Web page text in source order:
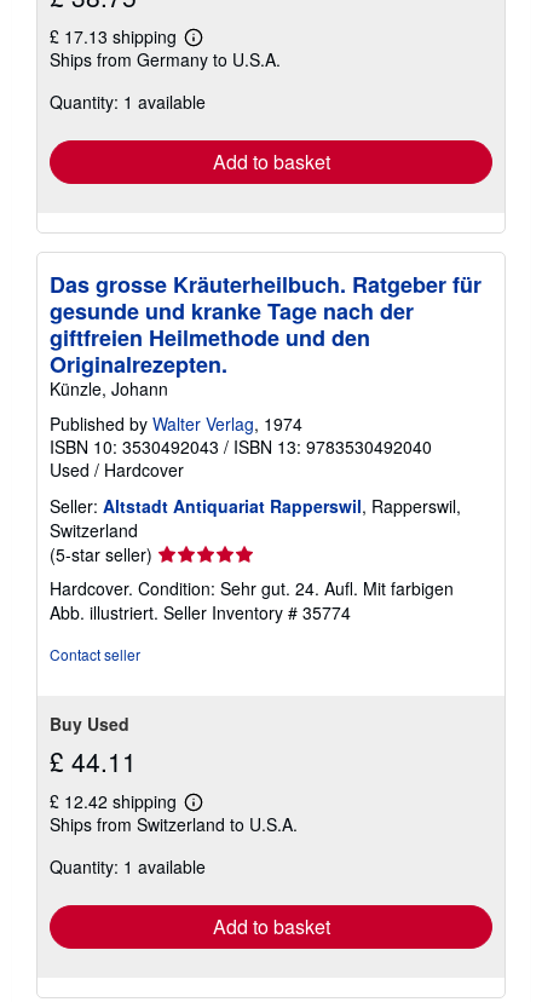
£ 17.13 shipping
Learn
more
shipping
Ships from Germany to U.S.A.
Quantity: 1 available
Add to basket
Das grosse Kräuterheilbuch. Ratgeber für
gesunde und kranke Tage nach der
giftfreien Heilmethode und den
Originalrezepten.
Künzle, Johann
Published by Walter Verlag, 1974
ISBN 10: 3530492043 / ISBN 13: 9783530492040
Used / Hardcover
Seller: Altstadt Antiquariat Rapperswil, Rapperswil,
Switzerland
(5-star seller) Seller
rating
5
out
Hardcover. Condition: Sehr gut. 24. Aufl. Mit farbigen
Abb. illustriert. Seller Inventory # 35774
Contact seller
Buy Used
£ 44.11
£ 12.42 shipping
Learn
more
shipping
Ships from Switzerland to U.S.A.
Quantity: 1 available
Add to basket